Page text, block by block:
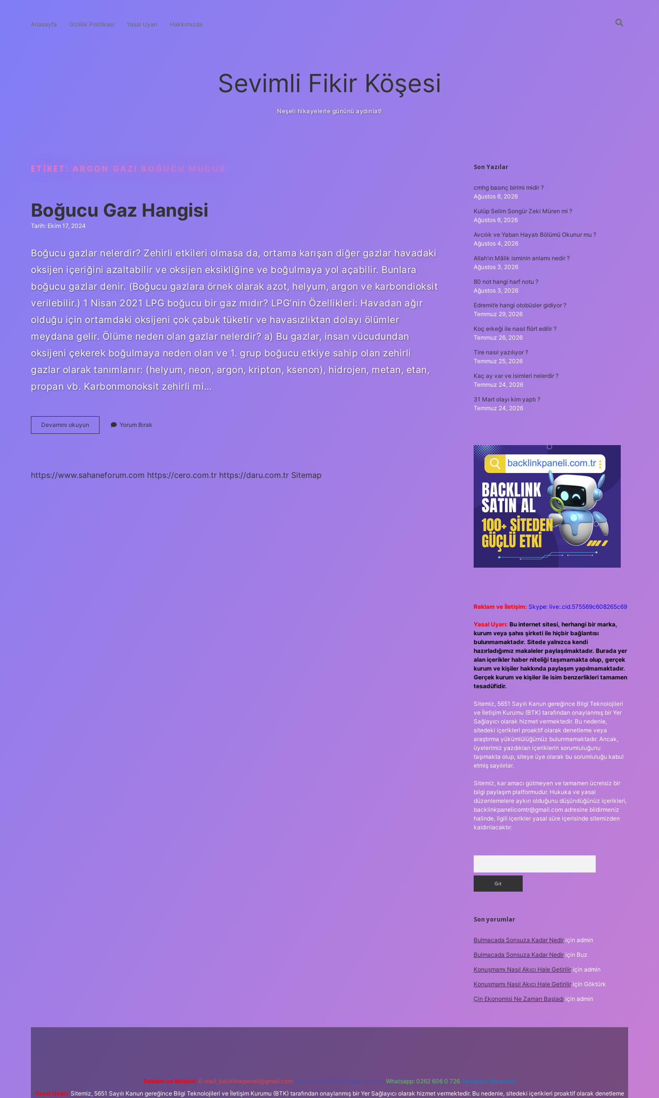
Anasayfa Gizlilik Politikası Yasal Uyarı Hakkımızda
Sevimli Fikir Köşesi
Neşeli hikayelerle gününü aydınlat!
ETIKET: ARGON GAZI BOĞUCU MUDUR
Boğucu Gaz Hangisi
Tarih: Ekim 17, 2024
Boğucu gazlar nelerdir? Zehirli etkileri olmasa da, ortama karışan diğer gazlar havadaki
oksijen içeriğini azaltabilir ve oksijen eksikliğine ve boğulmaya yol açabilir. Bunlara
boğucu gazlar denir. (Boğucu gazlara örnek olarak azot, helyum, argon ve karbondioksit
verilebilir.) 1 Nisan 2021 LPG boğucu bir gaz mıdır? LPG’nin Özellikleri: Havadan ağır
olduğu için ortamdaki oksijeni çok çabuk tüketir ve havasızlıktan dolayı ölümler
meydana gelir. Ölüme neden olan gazlar nelerdir? a) Bu gazlar, insan vücudundan
oksijeni çekerek boğulmaya neden olan ve 1. grup boğucu etkiye sahip olan zehirli
gazlar olarak tanımlanır: (helyum, neon, argon, kripton, ksenon), hidrojen, metan, etan,
propan vb. Karbonmonoksit zehirli mi…
Devamını okuyun
Gaz
Yorum Bırak
https://www.sahaneforum.com https://cero.com.tr https://daru.com.tr Sitemap
SIDEBAR
Son Yazılar
cmhg basınç birimi midir ?
Ağustos 6, 2026
Kulüp Selim Songür Zeki Müren mi ?
Ağustos 6, 2026
Avcılık ve Yaban Hayatı Bölümü Okunur mu ?
Ağustos 4, 2026
Allah’ın Mâlik isminin anlamı nedir ?
Ağustos 3, 2026
80 not hangi harf notu ?
Ağustos 3, 2026
Edremit’e hangi otobüsler gidiyor ?
Temmuz 29, 2026
Koç erkeği ile nasıl flört edilir ?
Temmuz 26, 2026
Tire nasıl yazılıyor ?
Temmuz 25, 2026
Kaç ay var ve isimleri nelerdir ?
Temmuz 24, 2026
31 Mart olayı kim yaptı ?
Temmuz 24, 2026
Reklam ve İletişim: Skype: live:.cid.575569c608265c69
Yasal Uyarı: Bu internet sitesi, herhangi bir marka,
kurum veya şahıs şirketi ile hiçbir bağlantısı
bulunmamaktadır. Sitede yalnızca kendi
hazırladığımız makaleler paylaşılmaktadır. Burada yer
alan içerikler haber niteliği taşımamakta olup, gerçek
kurum ve kişiler hakkında paylaşım yapılmamaktadır.
Gerçek kurum ve kişiler ile isim benzerlikleri tamamen
tesadüfidir.
Sitemiz, 5651 Sayılı Kanun gereğince Bilgi Teknolojileri
ve İletişim Kurumu (BTK) tarafından onaylanmış bir Yer
Sağlayıcı olarak hizmet vermektedir. Bu nedenle,
sitedeki içerikleri proaktif olarak denetleme veya
araştırma yükümlülüğümüz bulunmamaktadır. Ancak,
üyelerimiz yazdıkları içeriklerin sorumluluğunu
taşımakta olup, siteye üye olarak bu sorumluluğu kabul
etmiş sayılırlar.
Sitemiz, kar amacı gütmeyen ve tamamen ücretsiz bir
bilgi paylaşım platformudur. Hukuka ve yasal
düzenlemelere aykırı olduğunu düşündüğünüz içerikleri,
backlinkpanelicomtr@gmail.comadresine bildirmeniz
halinde, ilgili içerikler yasal süre içerisinde sitemizden
kaldırılacaktır.
Son yorumlar
Bulmacada Sonsuza Kadar Nediriçin admin
Bulmacada Sonsuza Kadar Nediriçin Buz
Konuşmamı Nasıl Akıcı Hale Getiriliriçin admin
Konuşmamı Nasıl Akıcı Hale Getiriliriçin Göktürk
Çin Ekonomisi Ne Zaman Başladı için admin
Reklam ve İletişim: E-mail: backlinkpaneli@gmail.com Teams: forumhizmeti@gmail.com Whatsapp: 0262 606 0 726 Telegram: @karabul
Yasal Uyarı: Sitemiz, 5651 Sayılı Kanun gereğince Bilgi Teknolojileri ve İletişim Kurumu (BTK) tarafından onaylanmış bir Yer Sağlayıcı olarak hizmet vermektedir. Bu nedenle, sitedeki içerikleri proaktif olarak denetleme